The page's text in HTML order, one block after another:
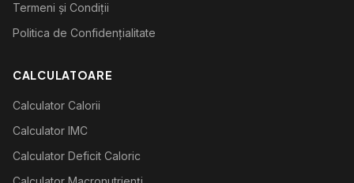
Termeni și Condiții
Politica de Confidențialitate
CALCULATOARE
Calculator Calorii
Calculator IMC
Calculator Deficit Caloric